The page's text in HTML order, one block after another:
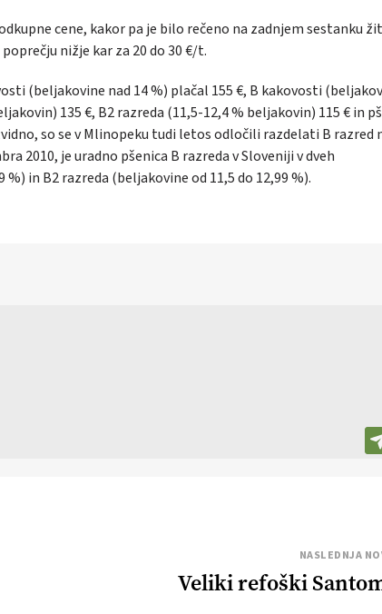
cene, kakor pa je bilo rečeno na zadnjem sestanku
nižje kar za 20 do 30 €/t.
(beljakovine nad 14 %) plačal 155 €, B kakovosti
135 €, B2 razreda (11,5-12,4 % beljakovin) 115 € in
so se v Mlinopeku tudi letos odločili razdelati B razred
2010, je uradno pšenica B razreda v Sloveniji v dveh
in B2 razreda (beljakovine od 11,5 do 12,99 %).
NASLEDNJA
Veliki refoški